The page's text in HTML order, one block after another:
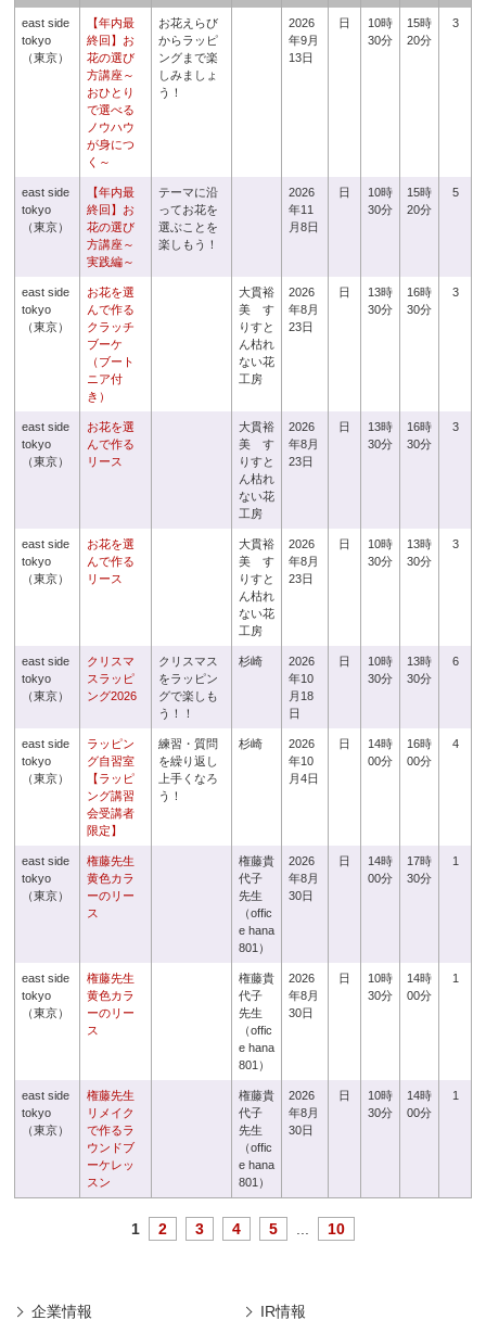
east side
tokyo
（東京）
【年内最
終回】お
花の選び
方講座～
おひとり
で選べる
ノウハウ
が身につ
く～
お花えらび
からラッピ
ングまで楽
しみましょ
う！
2026
年9月
13日
日
10時
30分
15時
20分
3
east side
tokyo
（東京）
【年内最
終回】お
花の選び
方講座～
実践編～
テーマに沿
ってお花を
選ぶことを
楽しもう！
2026
年11
月8日
日
10時
30分
15時
20分
5
east side
tokyo
（東京）
お花を選
んで作る
クラッチ
ブーケ
（ブート
ニア付
き）
大貫裕
美 す
りすと
ん枯れ
ない花
工房
2026
年8月
23日
日
13時
30分
16時
30分
3
east side
tokyo
（東京）
お花を選
んで作る
リース
大貫裕
美 す
りすと
ん枯れ
ない花
工房
2026
年8月
23日
日
13時
30分
16時
30分
3
east side
tokyo
（東京）
お花を選
んで作る
リース
大貫裕
美 す
りすと
ん枯れ
ない花
工房
2026
年8月
23日
日
10時
30分
13時
30分
3
east side
tokyo
（東京）
クリスマ
スラッピ
ング2026
クリスマス
をラッピン
グで楽しも
う！！
杉崎
2026
年10
月18
日
日
10時
30分
13時
30分
6
east side
tokyo
（東京）
ラッピン
グ自習室
【ラッピ
ング講習
会受講者
限定】
練習・質問
を繰り返し
上手くなろ
う！
杉崎
2026
年10
月4日
日
14時
00分
16時
00分
4
east side
tokyo
（東京）
権藤先生
黄色カラ
ーのリー
ス
権藤貴
代子
先生
（offic
e hana
801）
2026
年8月
30日
日
14時
00分
17時
30分
1
east side
tokyo
（東京）
権藤先生
黄色カラ
ーのリー
ス
権藤貴
代子
先生
（offic
e hana
801）
2026
年8月
30日
日
10時
30分
14時
00分
1
east side
tokyo
（東京）
権藤先生
リメイク
で作るラ
ウンドブ
ーケレッ
スン
権藤貴
代子
先生
（offic
e hana
801）
2026
年8月
30日
日
10時
30分
14時
00分
1
1 2 3 4 5 10
企業情報 IR情報